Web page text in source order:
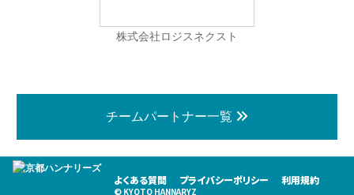
株式会社ロジスネクスト
チームパートナー一覧
よくある質問 プライバシーポリシー 利用規約
© KYOTO HANNARYZ